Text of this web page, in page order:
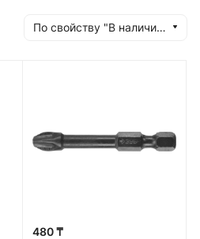
По свойству "В наличии" (убывание)
480 ₸